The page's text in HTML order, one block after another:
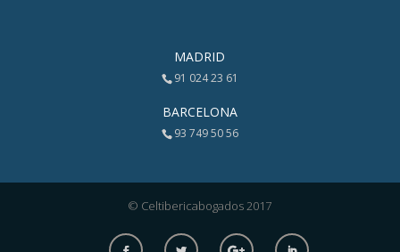
MADRID
91 024 23 61
BARCELONA
93 749 50 56
© Celtibericabogados 2017